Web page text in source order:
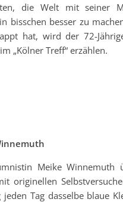
die Welt mit seiner
bisschen besser zu
hat, wird der 72-
„Kölner Treff“ erzählen.
Meike Winnemuth
originellen
jeden Tag dasselbe blaue